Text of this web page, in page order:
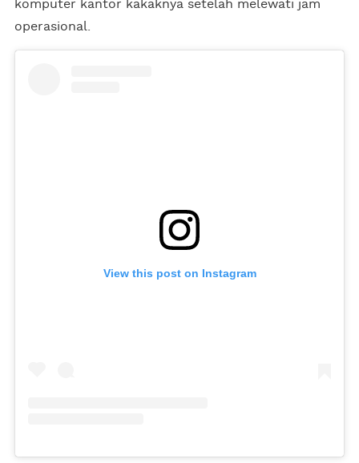
komputer kantor kakaknya setelah melewati jam
operasional.
View this post on Instagram